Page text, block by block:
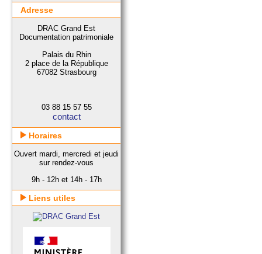
Adresse
DRAC Grand Est
Documentation patrimoniale
Palais du Rhin
2 place de la République
67082 Strasbourg
03 88 15 57 55
contact
Horaires
Ouvert mardi, mercredi et jeudi
sur rendez-vous
9h - 12h et 14h - 17h
Liens utiles